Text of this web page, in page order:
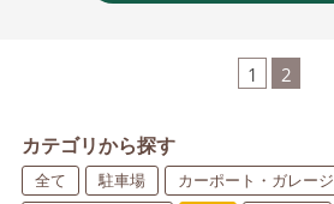
1 2
カテゴリから探す
全て 駐車場 カーポート・ガレージ